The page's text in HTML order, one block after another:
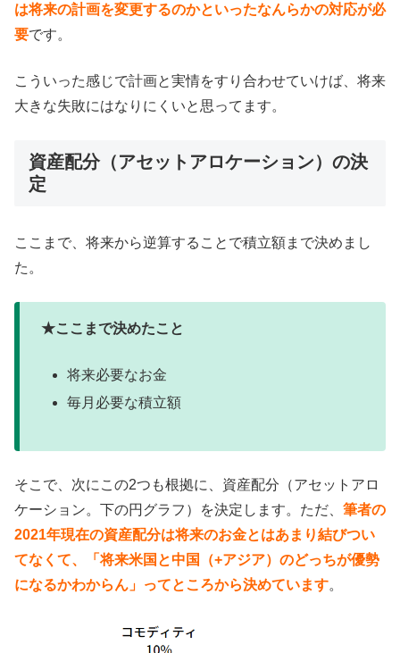
は将来の計画を変更するのかといったなんらかの対応が必
要です。
こういった感じで計画と実情をすり合わせていけば、将来
大きな失敗にはなりにくいと思ってます。
資産配分（アセットアロケーション）の決
定
ここまで、将来から逆算することで積立額まで決めまし
た。
★ここまで決めたこと
将来必要なお金
毎月必要な積立額
そこで、次にこの2つも根拠に、資産配分（アセットアロ
ケーション。下の円グラフ）を決定します。ただ、 筆者の
2021年現在の資産配分は将来のお金とはあまり結びつい
てなくて、「将来米国と中国（+アジア）のどっちが優勢
になるかわからん」ってところから決めています。